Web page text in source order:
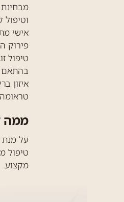
אישי
פירוק
טיפול
בהתאם
איזון
ממה
על מנת
טיפול
מקצוע.